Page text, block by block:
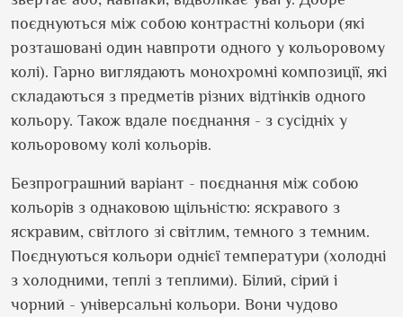
поєднуються між собою контрастні кольори (які
розташовані один навпроти одного у кольоровому
колі). Гарно виглядають монохромні композиції, які
складаються з предметів різних відтінків одного
кольору. Також вдале поєднання - з сусідніх у
кольоровому колі кольорів.
Безпрограшний варіант - поєднання між собою
кольорів з однаковою щільністю: яскравого з
яскравим, світлого зі світлим, темного з темним.
Поєднуються кольори однієї температури (холодні
з холодними, теплі з теплими). Білий, сірий і
чорний - універсальні кольори. Вони чудово